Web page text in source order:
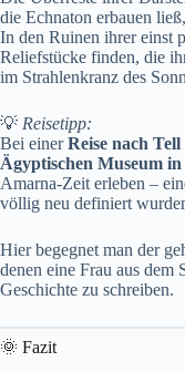
die Echnaton erbauen
In den Ruinen ihrer einst
Reliefstücke finden, die
im Strahlenkranz des
💡 Reisetipp:
Bei einerReise nach
Ägyptischen Museum
Amarna-Zeit erleben –
völlig neu definiert
Hier begegnet man der
denen eine Frau aus dem
Geschichte zu schreiben.
🌞 Fazit